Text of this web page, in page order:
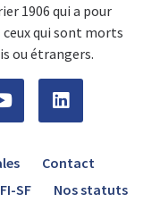
1906 qui a pour
qui sont morts
ou étrangers.
Contact
SF Nos statuts